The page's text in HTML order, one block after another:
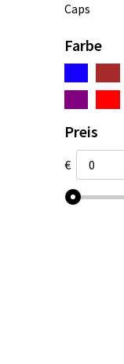
Caps
Farbe
Preis
€